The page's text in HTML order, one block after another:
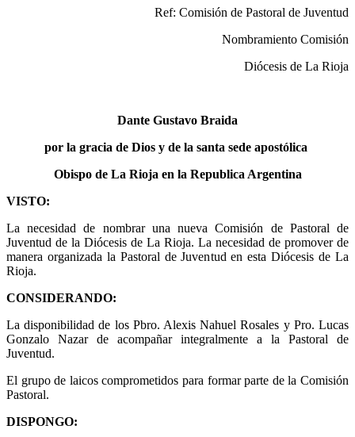
Ref: Comisión de Pastoral de Juventud
Nombramiento Comisión
Diócesis de La Rioja
Dante Gustavo Braida
por la gracia de Dios y de la santa sede apostólica
Obispo de La Rioja en la Republica Argentina
VISTO:
La necesidad de nombrar una nueva Comisión de Pastoral de
Juventud de la Diócesis de La Rioja. La necesidad de promover de
manera organizada la Pastoral de Juventud en esta Diócesis de La
Rioja.
CONSIDERANDO:
La disponibilidad de los Pbro. Alexis Nahuel Rosales y Pro. Lucas
Gonzalo Nazar de acompañar integralmente a la Pastoral de
Juventud.
El grupo de laicos comprometidos para formar parte de la Comisión
Pastoral.
DISPONGO: